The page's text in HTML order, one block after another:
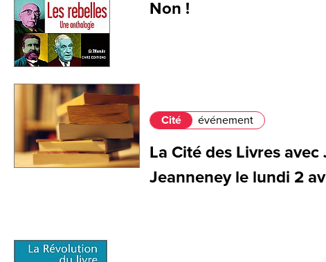
Non !
Cité événement
La Cité des Livres avec
Jeanneney le lundi 2